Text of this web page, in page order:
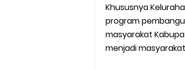
Khususnya
program
masyarakat
menjadi